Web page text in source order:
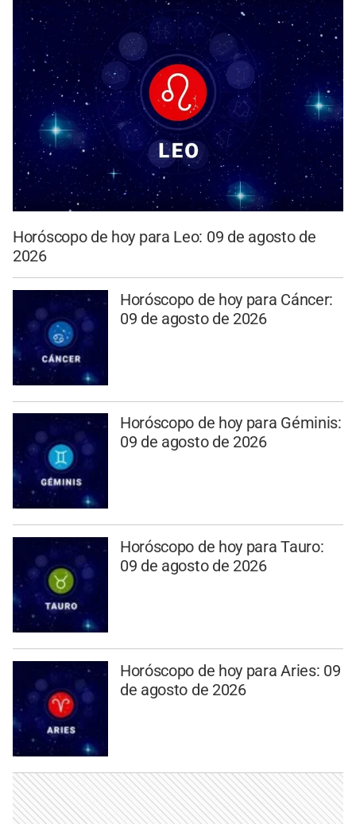
Horóscopo de hoy para Leo: 09 de agosto de
2026
Horóscopo de hoy para Cáncer:
09 de agosto de 2026
Horóscopo de hoy para Géminis:
09 de agosto de 2026
Horóscopo de hoy para Tauro:
09 de agosto de 2026
Horóscopo de hoy para Aries: 09
de agosto de 2026